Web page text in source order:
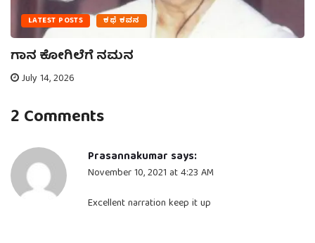
LATEST POSTS ಕಥೆ ಕವನ
ಗಾನ ಕೋಗಿಲೆಗೆ ನಮನ
July 14, 2026
2 Comments
Prasannakumar says:
November 10, 2021 at 4:23 AM
Excellent narration keep it up